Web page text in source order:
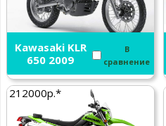
Kawasaki KLR
650 2009
В
сравнение
212000р.*